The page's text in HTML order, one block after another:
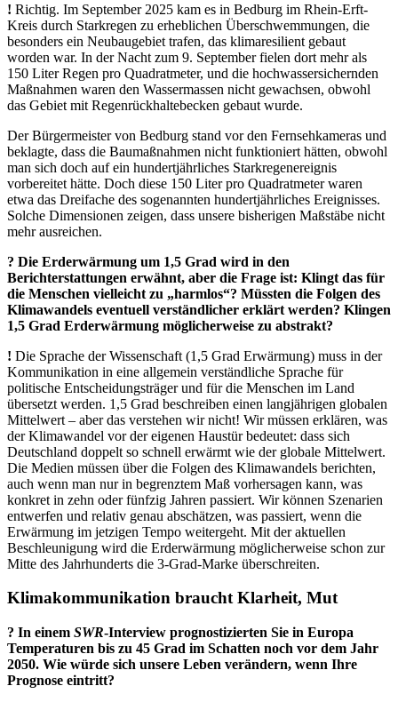
! Richtig. Im September 2025 kam es in Bedburg im Rhein-Erft-
Kreis durch Stark­regen zu erheblichen Überschwemmungen, die
besonders ein Neubaugebiet trafen, das klimaresilient gebaut
worden war. In der Nacht zum 9. September fielen dort mehr als
150 Liter Regen pro Quadratmeter, und die hochwassersichernden
Maßnahmen waren den Wassermassen nicht gewachsen, obwohl
das Gebiet mit Regenrückhaltebecken gebaut wurde.
Der Bürgermeister von Bedburg stand vor den Fernsehkameras und
beklagte, dass die Baumaßnahmen nicht funktioniert hätten, obwohl
man sich doch auf ein hundertjährliches Starkregenereignis
vorbereitet hätte. Doch diese 150 Liter pro Quadratmeter waren
etwa das Dreifache des sogenannten hundertjährliches Ereignisses.
Solche Dimensionen zeigen, dass unsere bisherigen Maßstäbe nicht
mehr ausreichen.
? Die Erderwärmung um 1,5 Grad wird in den
Berichterstattungen erwähnt, aber die Frage ist: Klingt das für
die Menschen vielleicht zu „harmlos“? Müssten die Folgen des
Klimawandels eventuell verständlicher erklärt werden? Klingen
1,5 Grad Erderwärmung möglicherweise zu abstrakt?
! Die Sprache der Wissenschaft (1,5 Grad Erwärmung) muss in der
Kommunikation in eine allgemein verständliche Sprache für
politische Entscheidungsträger und für die Menschen im Land
übersetzt werden. 1,5 Grad beschreiben einen langjährigen globalen
Mittelwert – aber das verstehen wir nicht! Wir müssen erklären, was
der Klimawandel vor der eigenen Haustür bedeutet: dass sich
Deutschland doppelt so schnell erwärmt wie der globale Mittelwert.
Die Medien müssen über die Folgen des Klimawandels berichten,
auch wenn man nur in begrenztem Maß vorhersagen kann, was
konkret in zehn oder fünfzig Jahren passiert. Wir können Szenarien
entwerfen und relativ genau abschätzen, was passiert, wenn die
Erwärmung im jetzigen Tempo weitergeht. Mit der aktuellen
Beschleunigung wird die Erderwärmung möglicherweise schon zur
Mitte des Jahrhunderts die 3-Grad-Marke überschreiten.
Klimakommunikation braucht Klarheit, Mut
? In einem SWR-Interview prognostizierten Sie in Europa
Temperaturen bis zu 45 Grad im Schatten noch vor dem Jahr
2050. Wie würde sich unsere Leben verändern, wenn Ihre
Prognose eintritt?